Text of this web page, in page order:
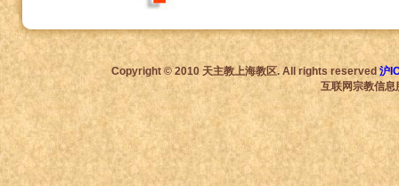
Copyright © 2010 天主教上海教区. All rights reserved沪
互联网宗教信息服